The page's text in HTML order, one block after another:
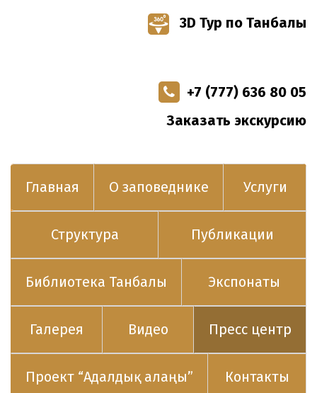
3D Тур по Танбалы
+7 (777) 636 80 05
Заказать экскурсию
Главная О заповеднике Услуги
Структура Публикации
Библиотека Танбалы Экспонаты
Галерея Видео Пресс центр
Проект “Адалдық алаңы” Контакты